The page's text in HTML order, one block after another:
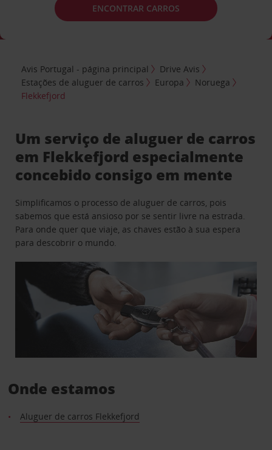
ENCONTRAR CARROS
Avis Portugal - página principal
Drive Avis
Estações de aluguer de carros
Europa
Noruega
Flekkefjord
Um serviço de aluguer de carros
em Flekkefjord especialmente
concebido consigo em mente
Simplificamos o processo de aluguer de carros, pois
sabemos que está ansioso por se sentir livre na estrada.
Para onde quer que viaje, as chaves estão à sua espera
para descobrir o mundo.
Onde estamos
Aluguer de carros Flekkefjord